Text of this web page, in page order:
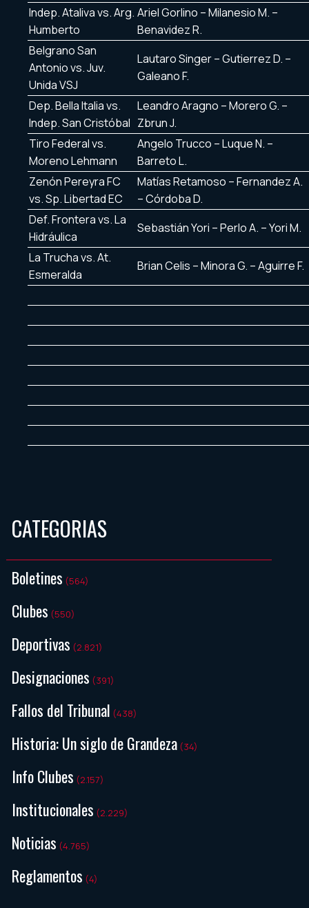
Indep. Ataliva vs. Arg.
Humberto
Ariel Gorlino – Milanesio M. –
Benavidez R.
Belgrano San
Antonio vs. Juv.
Unida VSJ
Lautaro Singer – Gutierrez D. –
Galeano F.
Dep. Bella Italia vs.
Indep. San Cristóbal
Leandro Aragno – Morero G. –
Zbrun J.
Tiro Federal vs.
Moreno Lehmann
Angelo Trucco – Luque N. –
Barreto L.
Zenón Pereyra FC
vs. Sp. Libertad EC
Matías Retamoso – Fernandez A.
– Córdoba D.
Def. Frontera vs. La
Hidráulica
Sebastián Yori – Perlo A. – Yori M.
La Trucha vs. At.
Esmeralda
Brian Celis – Minora G. – Aguirre F.
CATEGORIAS
Boletines (564)
Clubes (550)
Deportivas (2.821)
Designaciones (391)
Fallos del Tribunal (438)
Historia: Un siglo de Grandeza (34)
Info Clubes (2.157)
Institucionales (2.229)
Noticias (4.765)
Reglamentos (4)